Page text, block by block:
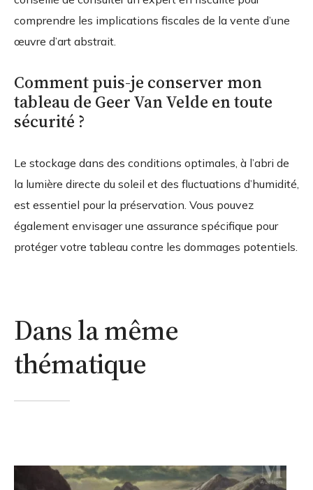
comprendre les implications fiscales de la vente d’une
œuvre d’art abstrait.
Comment puis-je conserver mon
tableau de Geer Van Velde en toute
sécurité ?
Le stockage dans des conditions optimales, à l’abri de
la lumière directe du soleil et des fluctuations d’humidité,
est essentiel pour la préservation. Vous pouvez
également envisager une assurance spécifique pour
protéger votre tableau contre les dommages potentiels.
Dans la même
thématique